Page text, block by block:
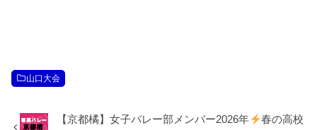
山口大会
【京都橘】女子バレー部メンバー2026年
春の高校